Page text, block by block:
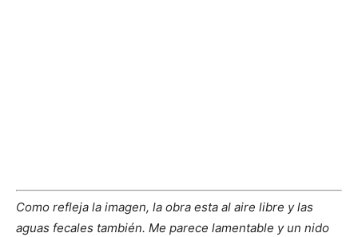
Como refleja la imagen, la obra esta al aire libre y las
aguas fecales también. Me parece lamentable y un nido